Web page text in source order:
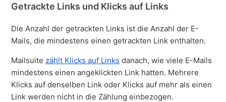
Getrackte Links und Klicks auf Links
Die Anzahl der getrackten Links ist die Anzahl der E-
Mails, die mindestens einen getrackten Link enthalten.
Mailsuite zählt Klicks auf Links danach, wie viele E-Mails
mindestens einen angeklickten Link hatten. Mehrere
Klicks auf denselben Link oder Klicks auf mehr als einen
Link werden nicht in die Zählung einbezogen.